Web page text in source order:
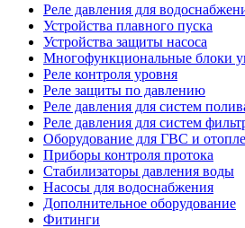
Реле давления для
Устройства плавного пуска
Устройства защиты насоса
Многофункциональные блоки
Реле контроля уровня
Реле защиты по давлению
Реле давления для систем
Реле давления для систем
Оборудование для ГВС и
Приборы контроля протока
Стабилизаторы давления воды
Насосы для водоснабжения
Дополнительное оборудование
Фитинги